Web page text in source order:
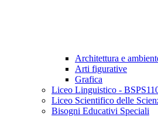
Architettura e
Arti figurative
Grafica
Liceo Linguistico -
Liceo Scientifico delle
Bisogni Educativi Speciali